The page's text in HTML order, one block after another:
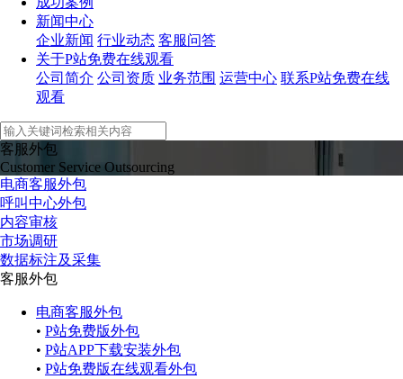
新闻中心
企业新闻 行业动态 客服问答
关于P站免费在线观看
公司简介 公司资质 业务范围 运营中心 联系P站免费在线
观看
客服外包
Customer Service Outsourcing
电商客服外包
呼叫中心外包
内容审核
市场调研
数据标注及采集
客服外包
电商客服外包
• P站免费版外包
• P站APP下载安装外包
• P站免费版在线观看外包